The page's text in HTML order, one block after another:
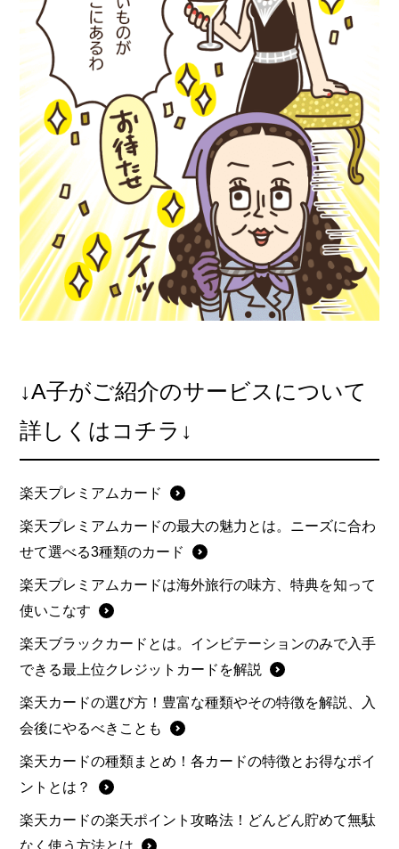
↓A子がご紹介のサービスについて
詳しくはコチラ↓
楽天プレミアムカード
楽天プレミアムカードの最大の魅力とは。ニーズに合わ
せて選べる3種類のカード
楽天プレミアムカードは海外旅行の味方、特典を知って
使いこなす
楽天ブラックカードとは。インビテーションのみで入手
できる最上位クレジットカードを解説
楽天カードの選び方！豊富な種類やその特徴を解説、入
会後にやるべきことも
楽天カードの種類まとめ！各カードの特徴とお得なポイ
ントとは？
楽天カードの楽天ポイント攻略法！どんどん貯めて無駄
なく使う方法とは